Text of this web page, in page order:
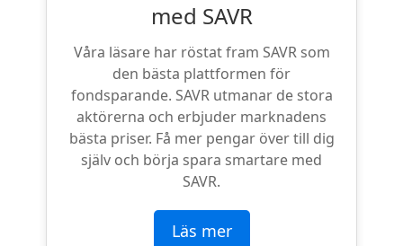
med SAVR
Våra läsare har röstat fram SAVR som
den bästa plattformen för
fondsparande. SAVR utmanar de stora
aktörerna och erbjuder marknadens
bästa priser. Få mer pengar över till dig
själv och börja spara smartare med
SAVR.
Läs mer